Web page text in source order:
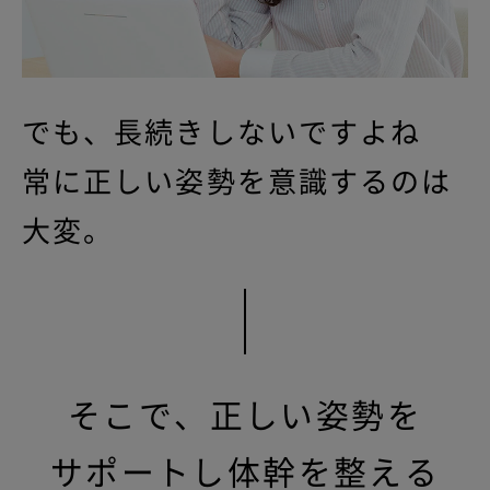
でも、長続きしないですよね
常に正しい姿勢を意識するのは
大変。
そこで、正しい姿勢を
サポートし体幹を整える